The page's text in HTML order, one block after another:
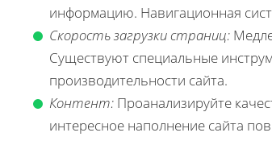
информацию. Навигационная
Скорость загрузки страниц:
Существуют специальные
производительности сайта.
Контент: Проанализируйте
интересное наполнение сайта